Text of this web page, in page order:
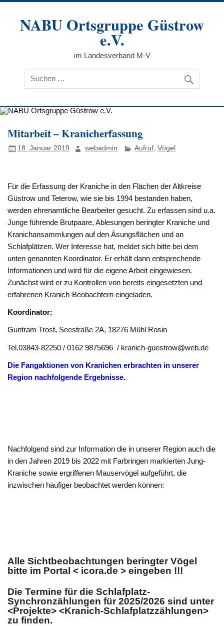
Zum
springenNABU Ortsgruppe Güstrow
e.V.
im Landesverband M-V
Mitarbeit – Kranicherfassung
18. Januar 2019 webadmin Aufruf, Vögel
Für die Erfassung der Kraniche in den Flächen der Altkreise
Güstrow und Teterow, wie sie bis 1994 bestanden haben,
werden ehrenamtliche Bearbeiter gesucht. Zu erfassen sind u.a.
Junge führende Brutpaare, Ablesungen beringter Kraniche und
Kranichansammlungen auf den Äsungsflächen und an
Schlafplätzen. Wer Interesse hat, meldet sich bitte bei dem
unten genannten Koordinator. Er erhält dann entsprechende
Informationen und wird für die eigene Arbeit eingewiesen.
Zunächst wird er zu Kontrollen von bereits eingesetzten und
erfahrenen Kranich-Beobachtern eingeladen.
Koordinator:
Guntram Trost, Seestraße 2A, 18276 Mühl Rosin
Tel.03843-82250 / 0162 9875696 / kranich-guestrow@web.de
Die Fangaktionen von Kranichen erbrachten in unserer
Region nachfolgende Ergebnisse.
Nachfolgend sind zur Information die in unserer Region auch die
in den Jahren 2019 bis 2022 mit Farbringen markierten Jung-
Kraniche sowie ergriffenen Mauservögel aufgeführt, die
inzwischen häufiger beobachtet werden können:
Alle Sichtbeobachtungen beringter Vögel
bitte im Portal < icora.de > eingeben !!!
Die Termine für die Schlafplatz-
Synchronzählungen für 2025/2026 sind unter
<Projekte> <Kranich-Schlafplatzzählungen>
zu finden.